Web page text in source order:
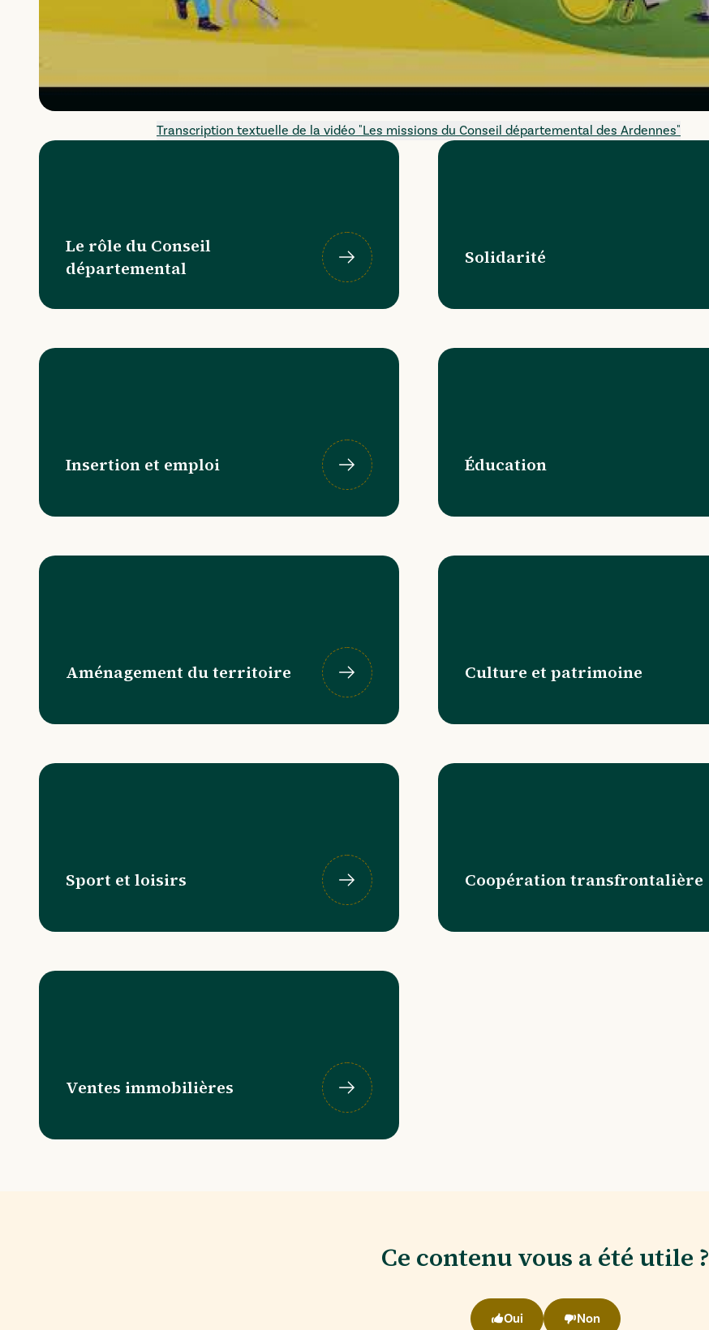
Transcription textuelle de la vidéo "Les missions du Conseil départemental des Ardennes"
Le rôle du Conseil
départemental
Solidarité
Insertion et emploi Éducation
Aménagement du territoire Culture et patrimoine
Sport et loisirs Coopération transfrontalière
Ventes immobilières
Ce contenu vous a été utile ?
Oui Non